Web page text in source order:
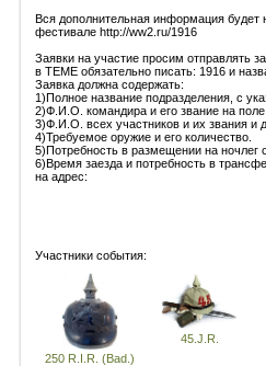
Вся дополнительная информация
фестивале http://ww2.ru/1916
Заявки на участие просим отправлять
в ТЕМЕ обязательно писать: 1916 и
Заявка должна содержать:
1)Полное название подразделения, с
2)Ф.И.О. командира и его звание на
3)Ф.И.О. всех участников и их звания и
4)Требуемое оружие и его количество.
5)Потребность в размещении на ночлег
6)Время заезда и потребность в
на адрес:
Участники события:
250 R.I.R. (Bad.)
45.J.R.